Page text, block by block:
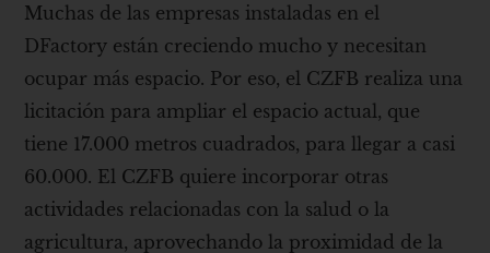
Muchas de las empresas instaladas en el
DFactory están creciendo mucho y necesitan
ocupar más espacio. Por eso, el CZFB realiza una
licitación para ampliar el espacio actual, que
tiene 17.000 metros cuadrados, para llegar a casi
60.000. El CZFB quiere incorporar otras
actividades relacionadas con la salud o la
agricultura, aprovechando la proximidad de la